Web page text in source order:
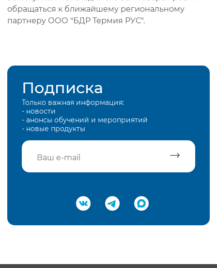
обращаться к ближайшему региональному
партнеру ООО "БДР Термия РУС".
Подписка
Только важная информация:
- новости
- анонсы обучений и мероприятий
- новые продукты
Подтвердить e-mail